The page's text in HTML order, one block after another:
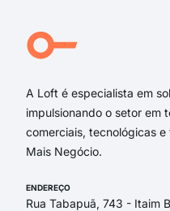
A Loft é especialista em
impulsionando o setor em
comerciais, tecnológicas
Mais Negócio.
ENDEREÇO
Rua Tabapuã, 743 - Itaim